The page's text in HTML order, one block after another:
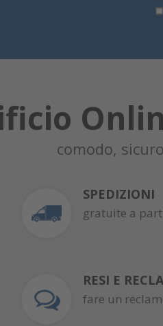
comodo,
SPEDIZIONI
gratuite a
RESI E
fare un